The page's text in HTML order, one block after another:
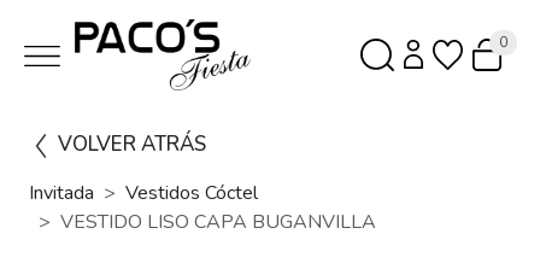
0
VOLVER ATRÁS
Invitada
Vestidos Cóctel
VESTIDO LISO CAPA BUGANVILLA